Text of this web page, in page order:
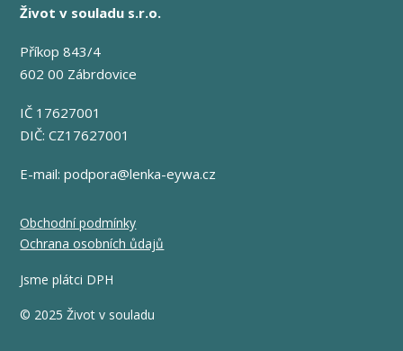
Život v souladu s.r.o.
Příkop 843/4
602 00 Zábrdovice
IČ 17627001
DIČ: CZ17627001
E-mail:podpora@lenka-eywa.cz
Obchodní podmínky
Ochrana osobních ůdajů
Jsme plátci DPH
© 2025 Život v souladu